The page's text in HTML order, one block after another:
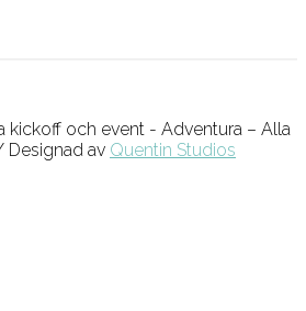
kickoff och event - Adventura – Alla
Designad av Quentin Studios